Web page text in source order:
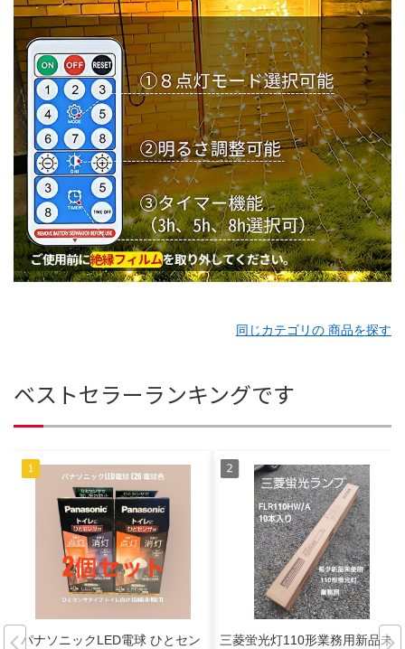
同じカテゴリの 商品を探す
ベストセラーランキングです
パナソニックLED電球 ひとセン 三菱蛍光灯110形業務用新品未